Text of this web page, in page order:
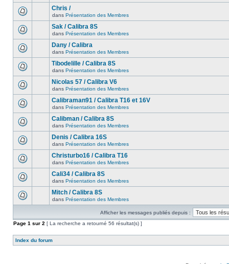
Chris /
dans Présentation des Membres
Sak / Calibra 8S
dans Présentation des Membres
Dany / Calibra
dans Présentation des Membres
Tibodelille / Calibra 8S
dans Présentation des Membres
Nicolas 57 / Calibra V6
dans Présentation des Membres
Calibraman91 / Calibra T16 et 16V
dans Présentation des Membres
Calibman / Calibra 8S
dans Présentation des Membres
Denis / Calibra 16S
dans Présentation des Membres
Christurbo16 / Calibra T16
dans Présentation des Membres
Cali34 / Calibra 8S
dans Présentation des Membres
Mitch / Calibra 8S
dans Présentation des Membres
Afficher les messages publiés depuis :
Page 1 sur 2 [ La recherche a retourné 56 résultat(s) ]
Index du forum